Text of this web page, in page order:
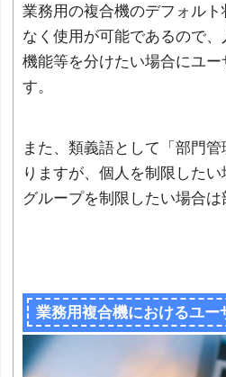
業務用の複合機のデフォル
なく使用が可能であるので
機能等を分けたい場合にユー
す。
また、類義語として「部門
りますが、個人を制限したい
グループを制限したい場合は
業務用複合機におけるユー